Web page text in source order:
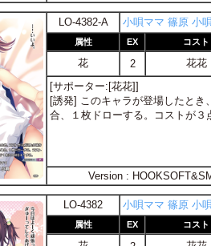
LO-4382-A 小唄ママ 篠原 小唄
属性 EX コスト
花 2 花花
[サポーター:[花花]]
[誘発] このキャラが登場したとき
合、１枚ドローする。コストが３
Version :
LO-4382 小唄ママ 篠原 小唄
属性 EX コスト